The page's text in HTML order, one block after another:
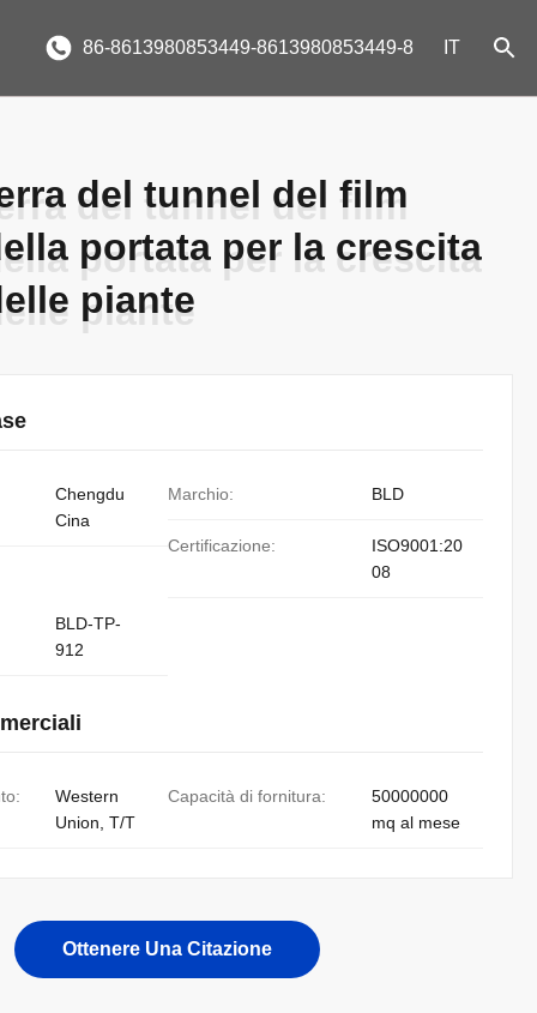
86-8613980853449-8613980853449-8 IT
del tunnel del film
portata per la crescita
piante
del tunnel del film
portata per la crescita
piante
Chengdu
Cina
Marchio: BLD
Certificazione:
ISO9001:20
08
BLD-TP-
912
Western
Union, T/T
Capacità di fornitura:
50000000
mq al mese
Ottenere Una Citazione